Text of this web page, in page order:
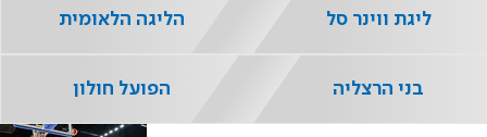
ליגת ווינר סל הליגה הלאומית
בני הרצליה הפועל חולון